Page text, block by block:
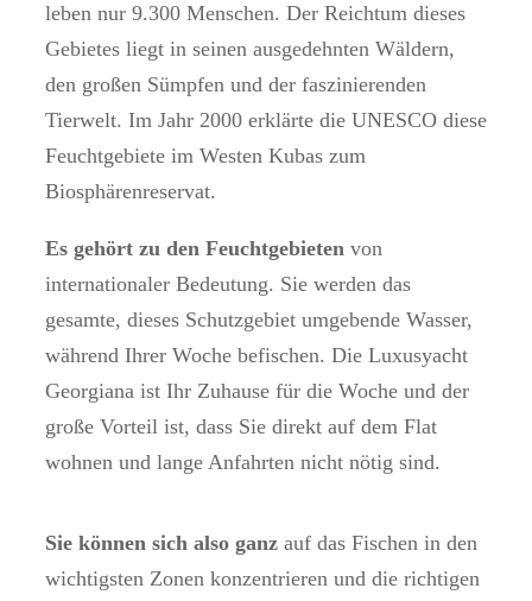
leben nur 9.300 Menschen. Der Reichtum dieses
Gebietes liegt in seinen ausgedehnten Wäldern,
den großen Sümpfen und der faszinierenden
Tierwelt. Im Jahr 2000 erklärte die UNESCO diese
Feuchtgebiete im Westen Kubas zum
Biosphärenreservat.
Es gehört zu den Feuchtgebietenvon
internationaler Bedeutung. Sie werden das
gesamte, dieses Schutzgebiet umgebende Wasser,
während Ihrer Woche befischen. Die Luxusyacht
Georgiana ist Ihr Zuhause für die Woche und der
große Vorteil ist, dass Sie direkt auf dem Flat
wohnen und lange Anfahrten nicht nötig sind.
Sie können sich also ganzauf das Fischen in den
wichtigsten Zonen konzentrieren und die richtigen